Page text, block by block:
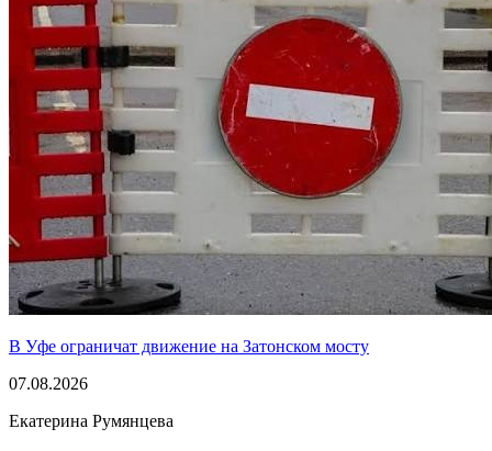
В Уфе ограничат движение на Затонском мосту
07.08.2026
Екатерина Румянцева